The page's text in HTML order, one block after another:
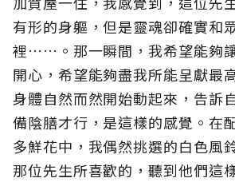
有形的身軀，但是靈魂卻確實和
裡……。那一瞬間，我希望能夠
開心，希望能夠盡我所能呈獻最
身體自然而然開始動起來，告訴
備陰膳才行，是這樣的感覺。在
多鮮花中，我偶然挑選的白色風
那位先生所喜歡的，聽到他們這